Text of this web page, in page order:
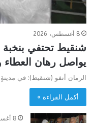
8 أغسطس، 2026
شنقيط تحتفي بنخبة
يواصل رهان العطاء
الزمان أنفو (شنقيط): في مدينةٍ
أكمل القراءة »
8 أغسطس، 2026